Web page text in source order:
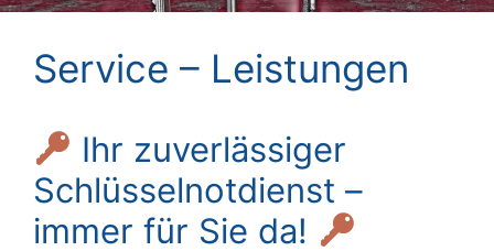
Service – Leistungen
Ihr zuverlässiger
Schlüsselnotdienst –
immer für Sie da!